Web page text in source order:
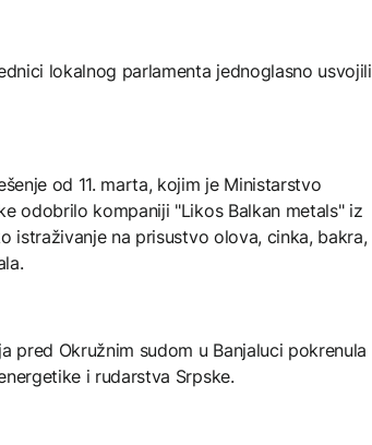
lokalnog parlamenta jednoglasno usvojili
od 11. marta, kojim je Ministarstvo
odobrilo kompaniji "Likos Balkan metals" iz
istraživanje na prisustvo olova, cinka, bakra,
pred Okružnim sudom u Banjaluci pokrenula
i rudarstva Srpske.